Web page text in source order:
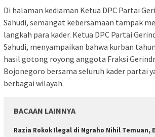
Di halaman kediaman Ketua DPC Partai
Sahudi, semangat kebersamaan tampak
langkah para kader. Ketua DPC Partai
Sahudi, menyampaikan bahwa kurban
hasil gotong royong anggota Fraksi
Bojonegoro bersama seluruh kader partai
berbagai wilayah.
BACAAN LAINNYA
Razia Rokok Ilegal di Ngraho Nihil Temuan,